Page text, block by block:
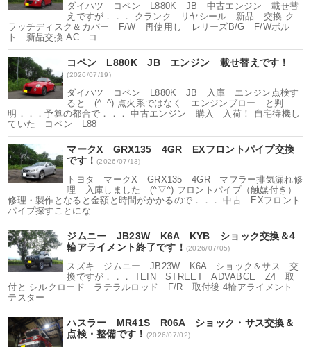
ダイハツ コペン L880K JB 中古エンジン 載せ替
えですが．．． クランク リヤシール 新品 交換 ク
ラッチディスク＆カバー F/W 再使用し レリーズB/G F/Wボル
ト 新品交換 AC コ
コペン L880K JB エンジン 載せ替えです！
(2026/07/19)
ダイハツ コペン L880K JB 入庫 エンジン点検す
ると (^_^) 点火系ではなく エンジンブロー と判
明．．．予算の都合で．．． 中古エンジン 購入 入荷！ 自宅待機し
ていた コペン L88
マークX GRX135 4GR EXフロントパイプ交換
です！(2026/07/13)
トヨタ マークX GRX135 4GR マフラー排気漏れ修
理 入庫しました (^▽^) フロントパイプ（触媒付き）
修理・製作となると金額と時間がかかるので．．． 中古 EXフロント
パイプ探すことにな
ジムニー JB23W K6A KYB ショック交換＆4
輪アライメント終了です！ (2026/07/05)
スズキ ジムニー JB23W K6A ショック＆サス 交
換ですが．．． TEIN STREET ADVABCE Z4 取
付と シルクロード ラテラルロッド F/R 取付後 4輪アライメント
テスター
ハスラー MR41S R06A ショック・サス交換＆
点検・整備です！ (2026/07/02)